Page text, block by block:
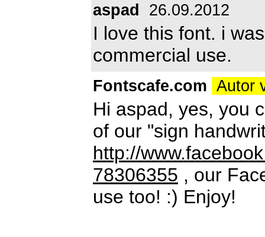
aspad 26.09.2012
I love this font. i
commercial use.
Fontscafe.com Autor
Hi aspad, yes, you
of our "sign
http://
78306355 , our
use too! :) Enjoy!